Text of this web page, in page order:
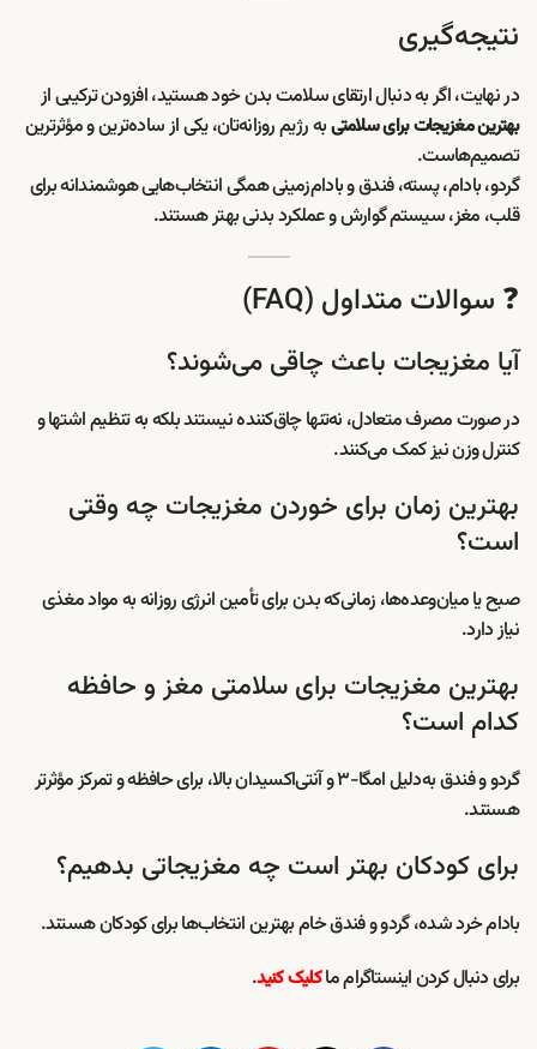
نتیجه‌گیری
در نهایت، اگر به دنبال ارتقای سلامت بدن خود هستید، افزودن ترکیبی از
بهترین مغزیجات برای سلامتیبه رژیم روزانه‌تان، یکی از ساده‌ترین و مؤثرترین
تصمیم‌هاست.
گردو، بادام، پسته، فندق و بادام‌زمینی همگی انتخاب‌هایی هوشمندانه برای
قلب، مغز، سیستم گوارش و عملکرد بدنی بهتر هستند.
❓ سوالات متداول (FAQ)
آیا مغزیجات باعث چاقی می‌شوند؟
در صورت مصرف متعادل، نه‌تنها چاق‌کننده نیستند بلکه به تنظیم اشتها و
کنترل وزن نیز کمک می‌کنند.
بهترین زمان برای خوردن مغزیجات چه وقتی
است؟
صبح یا میان‌وعده‌ها، زمانی‌که بدن برای تأمین انرژی روزانه به مواد مغذی
نیاز دارد.
بهترین مغزیجات برای سلامتی مغز و حافظه
کدام است؟
گردو و فندق به‌دلیل امگا-۳ و آنتی‌اکسیدان بالا، برای حافظه و تمرکز مؤثرتر
هستند.
برای کودکان بهتر است چه مغزیجاتی بدهیم؟
بادام خرد شده، گردو و فندق خام بهترین انتخاب‌ها برای کودکان هستند.
برای دنبال کردن اینستاگرام ماکلیک کنید.